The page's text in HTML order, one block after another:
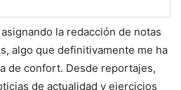
la redacción de notas
algo que definitivamente me ha
de confort. Desde reportajes,
de actualidad y ejercicios